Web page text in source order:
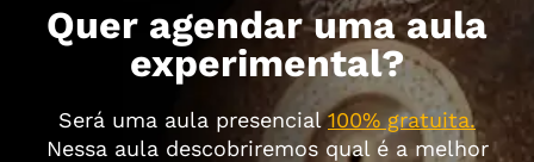
Quer agendar uma aula
experimental?
Será uma aula presencial100% gratuita.
Nessa aula descobriremos qual é a melhor